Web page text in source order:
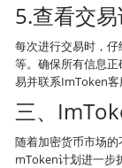
5.查看交
每次进行交易时，
等。确保所有信息
易并联系ImToken客
三、
随着加密货币市场
mToken计划进一步